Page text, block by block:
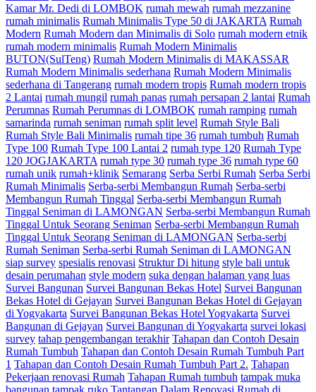
Kamar Mr. Dedi di LOMBOK rumah mewah rumah mezzanine
rumah minimalis Rumah Minimalis Type 50 di JAKARTA Rumah
Modern Rumah Modern dan Minimalis di Solo rumah modern etnik
rumah modern minimalis Rumah Modern Minimalis
BUTON(SulTeng) Rumah Modern Minimalis di MAKASSAR
Rumah Modern Minimalis sederhana Rumah Modern Minimalis
sederhana di Tangerang rumah modern tropis Rumah modern tropis
2 Lantai rumah mungil rumah panas rumah persapan 2 lantai Rumah
Perumnas Rumah Perumnas di LOMBOK rumah ramping rumah
samarinda rumah seniman rumah split level Rumah Style Bali
Rumah Style Bali Minimalis rumah tipe 36 rumah tumbuh Rumah
Type 100 Rumah Type 100 Lantai 2 rumah type 120 Rumah Type
120 JOGJAKARTA rumah type 30 rumah type 36 rumah type 60
rumah unik rumah+klinik Semarang Serba Serbi Rumah Serba Serbi
Rumah Minimalis Serba-serbi Membangun Rumah Serba-serbi
Membangun Rumah Tinggal Serba-serbi Membangun Rumah
Tinggal Seniman di LAMONGAN Serba-serbi Membangun Rumah
Tinggal Untuk Seorang Seniman Serba-serbi Membangun Rumah
Tinggal Untuk Seorang Seniman di LAMONGAN Serba-serbi
Rumah Seniman Serba-serbi Rumah Seniman di LAMONGAN
siap survey spesialis renovasi Struktur Di hitung style bali untuk
desain perumahan style modern suka dengan halaman yang luas
Survei Bangunan Survei Bangunan Bekas Hotel Survei Bangunan
Bekas Hotel di Gejayan Survei Bangunan Bekas Hotel di Gejayan
di Yogyakarta Survei Bangunan Bekas Hotel Yogyakarta Survei
Bangunan di Gejayan Survei Bangunan di Yogyakarta survei lokasi
survey tahap pengembangan terakhir Tahapan dan Contoh Desain
Rumah Tumbuh Tahapan dan Contoh Desain Rumah Tumbuh Part
1 Tahapan dan Contoh Desain Rumah Tumbuh Part 2. Tahapan
Pekerjaan renovasi Rumah Tahapan Rumah tumbuh tampak muka
bangunan tampak ruko Tantangan Dalam Renovasi Rumah di